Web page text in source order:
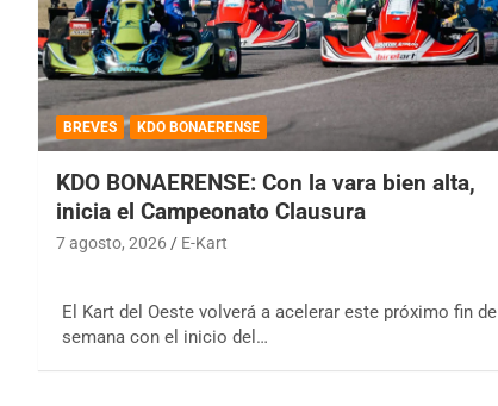
BREVES KDO BONAERENSE
KDO BONAERENSE: Con la vara bien alta,
inicia el Campeonato Clausura
7 agosto, 2026 E-Kart
El Kart del Oeste volverá a acelerar este próximo fin de
semana con el inicio del…